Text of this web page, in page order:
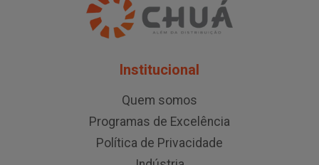
Institucional
Quem somos
Programas de Excelência
Política de Privacidade